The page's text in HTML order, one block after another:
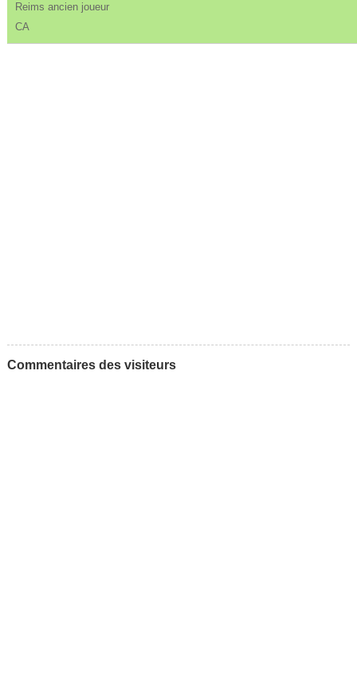
Reims ancien joueur
CA
Commentaires des visiteurs